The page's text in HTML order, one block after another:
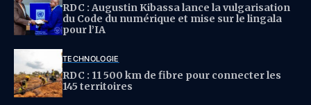
RDC : Augustin Kibassa lance la vulgarisation
du Code du numérique et mise sur le lingala
pour l’IA
TECHNOLOGIE
RDC : 11 500 km de fibre pour connecter les
145 territoires